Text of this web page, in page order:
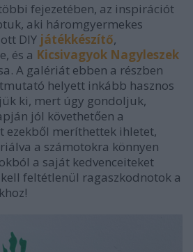
fejezetében, az inspirációt
aki háromgyermekes
DIY játékkészítő,
és a Kicsivagyok Nagyleszek
A galériát ebben a részben
helyett inkább hasznos
ki, mert úgy gondoljuk,
jól követhetően a
ezekből meríthettek ihletet,
a számotokra könnyen
a saját kedvenceiteket
feltétlenül ragaszkodnotok a